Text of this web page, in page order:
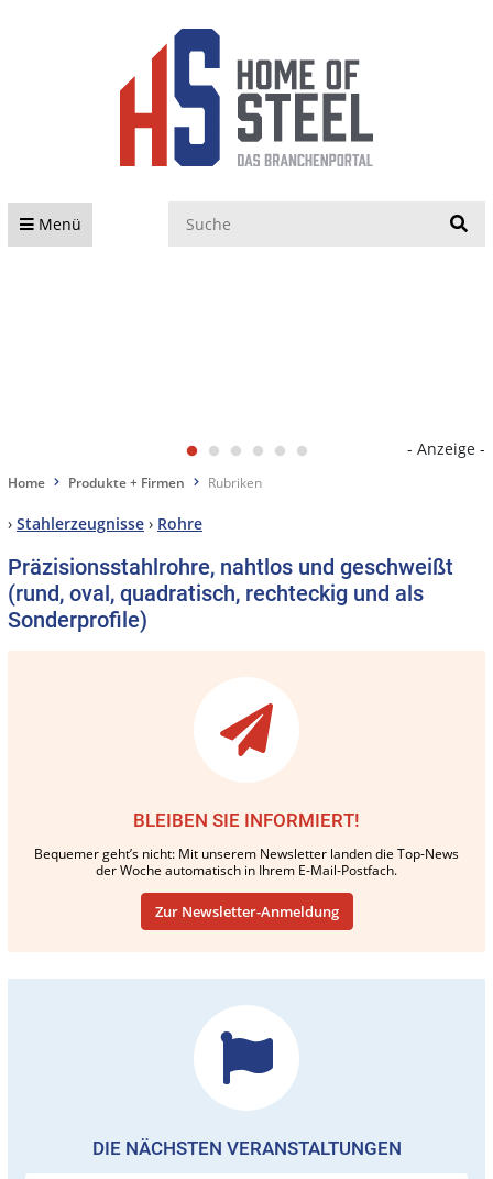
Menü
- Anzeige -
Home Produkte + Firmen Rubriken
› Stahlerzeugnisse › Rohre
Präzisionsstahlrohre, nahtlos und geschweißt
(rund, oval, quadratisch, rechteckig und als
Sonderprofile)
BLEIBEN SIE INFORMIERT!
Bequemer geht’s nicht: Mit unserem Newsletter landen die Top-News
der Woche automatisch in Ihrem E-Mail-Postfach.
Zur Newsletter-Anmeldung
DIE NÄCHSTEN VERANSTALTUNGEN